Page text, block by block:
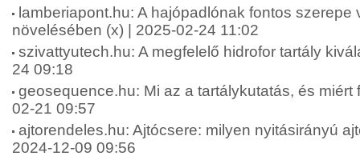
lamberiapont.hu: A hajópadlónak fontos
növelésében (x) | 2025-02-24 11:02
szivattyutech.hu: A megfelelő hidrofor tartály
24 09:18
geosequence.hu: Mi az a tartálykutatás, és miért
02-21 09:57
ajtorendeles.hu: Ajtócsere: milyen nyitásirányú
2024-12-09 09:56